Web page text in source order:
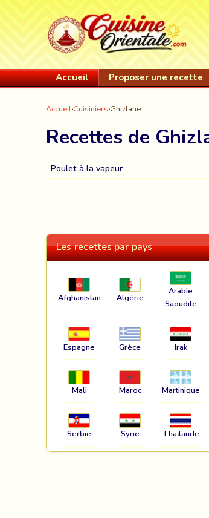
Accueil Proposer une recette
Accueil›Cuisiniers›Ghizlane
Recettes de
Poulet à la vapeur
Les recettes par pays
Afghanistan Algérie
Arabie
Saoudite
Espagne Grèce Irak
Mali Maroc Martinique
Serbie Syrie Thaïlande